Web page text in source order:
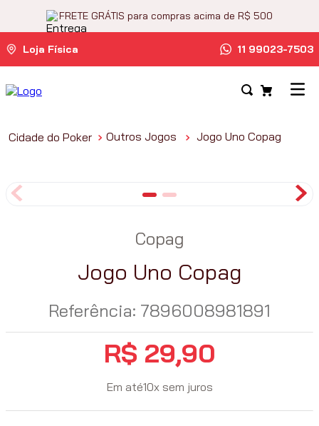
FRETE GRÁTIS para compras acima de R$ 500
Loja Física 11 99023-7503
Outros Jogos Jogo Uno Copag
Copag
Jogo Uno Copag
Referência: 7896008981891
R$ 29,90
Em até10x sem juros